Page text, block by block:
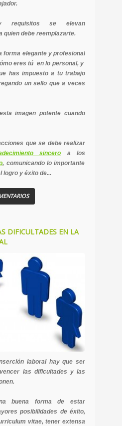
requisitos se elevan
quien debe reemplazarte.
forma elegante y profesional
eres tú en lo personal, y
has impuesto a tu trabajo
un sello que a veces
imagen potente cuando
que se debe realizar
sincero a los
, comunicando lo importante
logro y éxito de...
DIFICULTADES EN LA
laboral hay que ser
las dificultades y las
buena forma de estar
posibilidades de éxito,
vitae, tener extensa